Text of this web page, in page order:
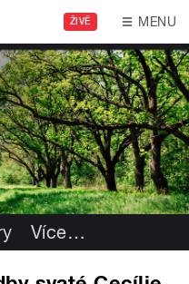
ŽIVĚ MENU
Více…